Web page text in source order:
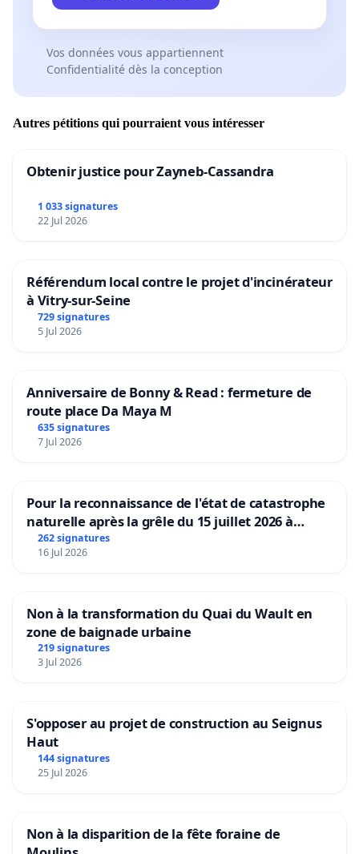
Vos données vous appartiennent
Confidentialité dès la conception
Autres pétitions qui pourraient vous intéresser
Obtenir justice pour Zayneb-Cassandra
1 033 signatures
22 Jul 2026
Référendum local contre le projet d'incinérateur
à Vitry-sur-Seine
729 signatures
5 Jul 2026
Anniversaire de Bonny & Read : fermeture de
route place Da Maya M
635 signatures
7 Jul 2026
Pour la reconnaissance de l'état de catastrophe
naturelle après la grêle du 15 juillet 2026 à
Aubenas et ses alentours
262 signatures
16 Jul 2026
Non à la transformation du Quai du Wault en
zone de baignade urbaine
219 signatures
3 Jul 2026
S'opposer au projet de construction au Seignus
Haut
144 signatures
25 Jul 2026
Non à la disparition de la fête foraine de